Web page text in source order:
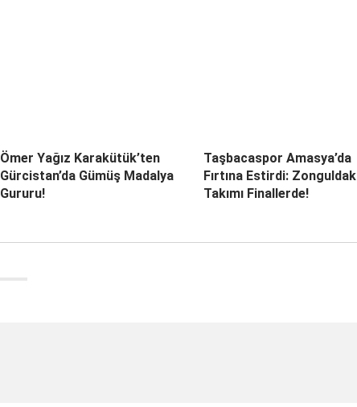
Ömer Yağız Karakütük’ten
Gürcistan’da Gümüş Madalya
Gururu!
Taşbacaspor Amasya’da
Fırtına Estirdi: Zonguldak
Takımı Finallerde!